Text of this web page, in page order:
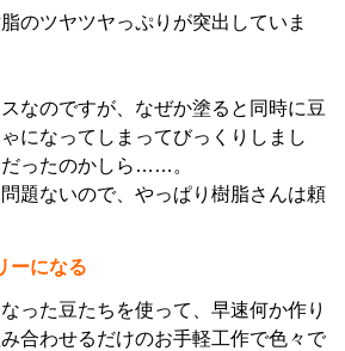
のツヤツヤっぷりが突出していま
なのですが、なぜか塗ると同時に豆
になってしまってびっくりしまし
ったのかしら……。
題ないので、やっぱり樹脂さんは頼
ーになる
った豆たちを使って、早速何か作り
合わせるだけのお手軽工作で色々で